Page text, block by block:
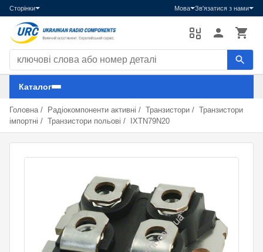
Сторінки Мова Зв'язатися з нами
Пошук компонентів
Каталог
Головна / Радіокомпоненти активні / Транзистори / Транзистори
імпортні / Транзистори польові / IXTN79N20